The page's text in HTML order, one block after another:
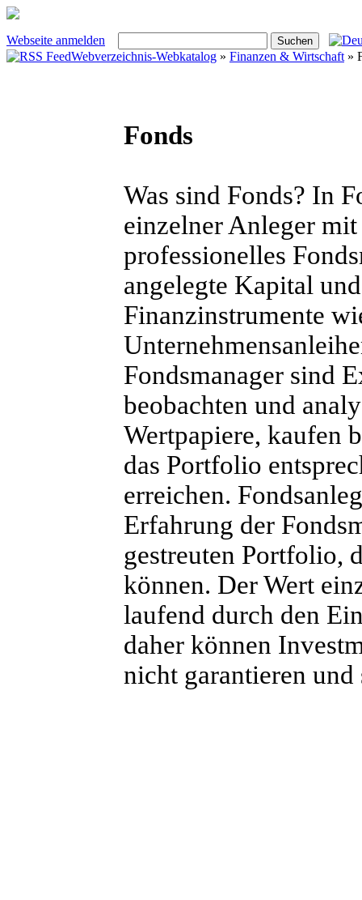
Webseite anmelden
Webverzeichnis-Webkatalog » Finanzen & Wirtschaft »
Fonds
Was sind Fonds? In
einzelner Anleger
professionelles
angelegte Kapital
Finanzinstrumente
Fondsmanager sind
beobachten und
Wertpapiere, kaufen
das Portfolio
erreichen.
Erfahrung der
gestreuten Portfolio,
können. Der Wert
laufend durch den
daher können
nicht garantieren